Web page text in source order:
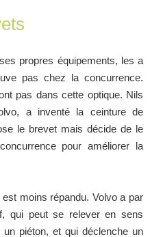
propres équipements, les a
pas chez la concurrence.
pas dans cette optique. Nils
a inventé la ceinture de
le brevet mais décide de le
pour améliorer la
moins répandu. Volvo a par
qui peut se relever en sens
piéton, et qui déclenche un